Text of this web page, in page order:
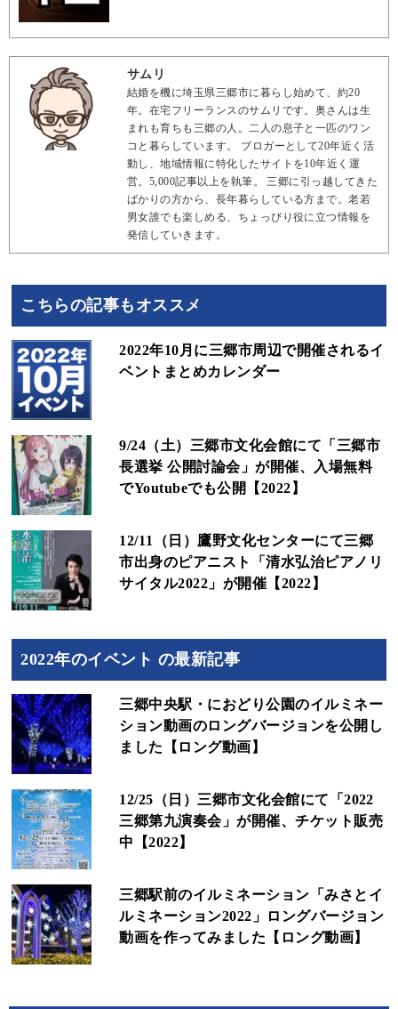
サムリ
結婚を機に埼玉県三郷市に暮らし始めて、約20
年。在宅フリーランスのサムリです。奥さんは生
まれも育ちも三郷の人。二人の息子と一匹のワン
コと暮らしています。 ブロガーとして20年近く活
動し、地域情報に特化したサイトを10年近く運
営。5,000記事以上を執筆。 三郷に引っ越してきた
ばかりの方から、長年暮らしている方まで。老若
男女誰でも楽しめる、ちょっぴり役に立つ情報を
発信していきます。
こちらの記事もオススメ
2022年10月に三郷市周辺で開催されるイ
ベントまとめカレンダー
9/24（土）三郷市文化会館にて「三郷市
長選挙 公開討論会」が開催、入場無料
でYoutubeでも公開【2022】
12/11（日）鷹野文化センターにて三郷
市出身のピアニスト「清水弘治ピアノリ
サイタル2022」が開催【2022】
2022年のイベント の最新記事
三郷中央駅・におどり公園のイルミネー
ション動画のロングバージョンを公開し
ました【ロング動画】
12/25（日）三郷市文化会館にて「2022
三郷第九演奏会」が開催、チケット販売
中【2022】
三郷駅前のイルミネーション「みさとイ
ルミネーション2022」ロングバージョン
動画を作ってみました【ロング動画】